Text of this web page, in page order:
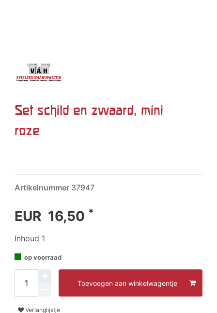
Set schild en zwaard, mini
roze
Artikelnummer 37947
EUR 16,50 *
Inhoud 1
op voorraad
Toevoegen aan winkelwagentje
Verlanglijstje